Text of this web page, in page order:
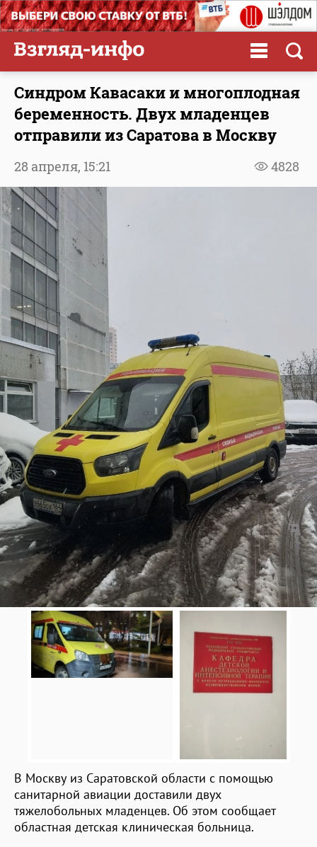
Синдром Кавасаки и многоплодная
беременность. Двух младенцев
отправили из Саратова в Москву
4828
28 апреля, 15:21
В Москву из Саратовской области с помощью
санитарной авиации доставили двух
тяжелобольных младенцев. Об этом сообщает
областная детская клиническая больница.